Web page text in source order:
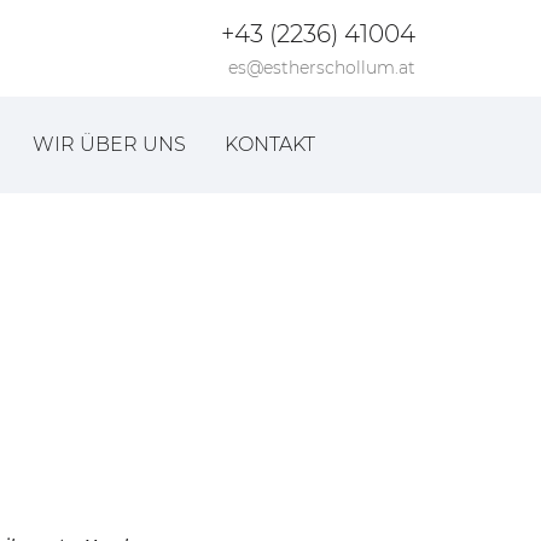
+43 (2236) 41004
es@estherschollum.at
WIR ÜBER UNS KONTAKT